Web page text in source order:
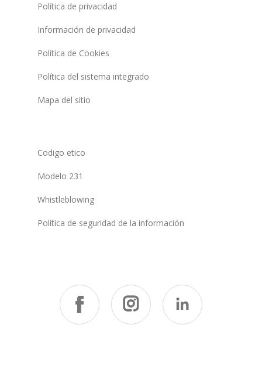
Política de privacidad
Información de privacidad
Política de Cookies
Política del sistema integrado
Mapa del sitio
Codigo etico
Modelo 231
Whistleblowing
Política de seguridad de la información